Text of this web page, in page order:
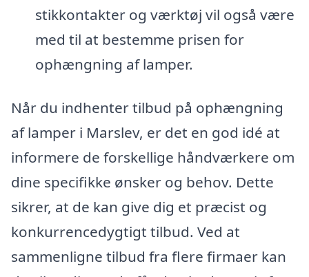
stikkontakter og værktøj vil også være
med til at bestemme prisen for
ophængning af lamper.
Når du indhenter tilbud på ophængning
af lamper i Marslev, er det en god idé at
informere de forskellige håndværkere om
dine specifikke ønsker og behov. Dette
sikrer, at de kan give dig et præcist og
konkurrencedygtigt tilbud. Ved at
sammenligne tilbud fra flere firmaer kan